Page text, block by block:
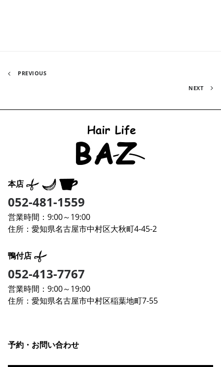
PREVIOUS
NEXT
本店
052-481-1559
営業時間：9:00～19:00
住所：愛知県名古屋市中村区大秋町4-45-2
鴨付店
052-413-7767
営業時間：9:00～19:00
住所：愛知県名古屋市中村区稲葉地町7-55
予約・お問い合わせ